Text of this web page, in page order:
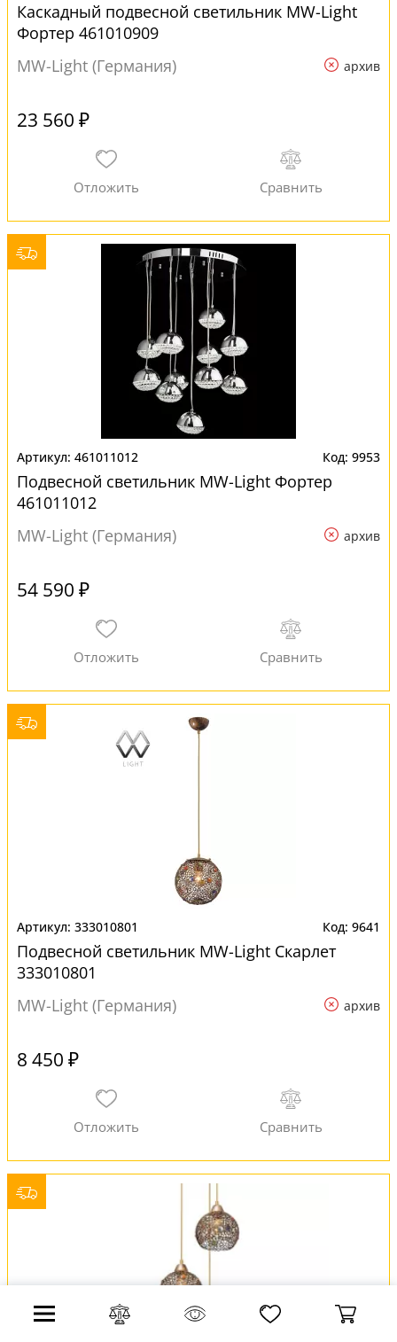
Каскадный подвесной светильник MW-Light
Фортер 461010909
MW-Light (Германия)
архив
23 560 ₽
461011012 9953
Подвесной светильник MW-Light Фортер
461011012
MW-Light (Германия)
архив
54 590 ₽
333010801 9641
Подвесной светильник MW-Light Скарлет
333010801
MW-Light (Германия)
архив
8 450 ₽